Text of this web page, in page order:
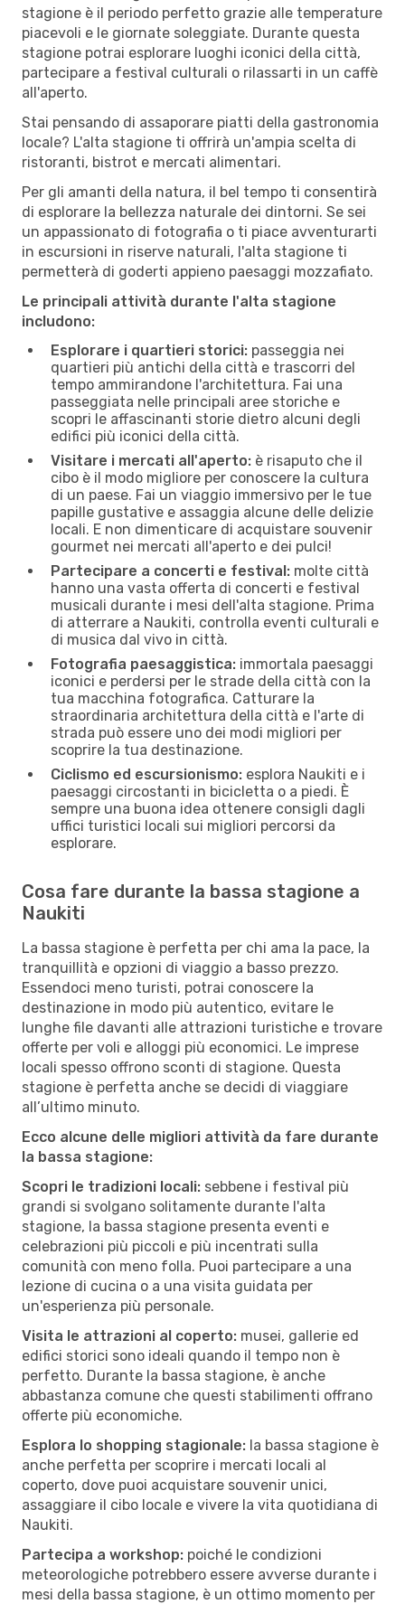
stagione è il periodo perfetto grazie alle temperature
piacevoli e le giornate soleggiate. Durante questa
stagione potrai esplorare luoghi iconici della città,
partecipare a festival culturali o rilassarti in un caffè
all'aperto.
Stai pensando di assaporare piatti della gastronomia
locale? L'alta stagione ti offrirà un'ampia scelta di
ristoranti, bistrot e mercati alimentari.
Per gli amanti della natura, il bel tempo ti consentirà
di esplorare la bellezza naturale dei dintorni. Se sei
un appassionato di fotografia o ti piace avventurarti
in escursioni in riserve naturali, l'alta stagione ti
permetterà di goderti appieno paesaggi mozzafiato.
Le principali attività durante l'alta stagione
includono:
Esplorare i quartieri storici: passeggia nei
quartieri più antichi della città e trascorri del
tempo ammirandone l'architettura. Fai una
passeggiata nelle principali aree storiche e
scopri le affascinanti storie dietro alcuni degli
edifici più iconici della città.
Visitare i mercati all'aperto: è risaputo che il
cibo è il modo migliore per conoscere la cultura
di un paese. Fai un viaggio immersivo per le tue
papille gustative e assaggia alcune delle delizie
locali. E non dimenticare di acquistare souvenir
gourmet nei mercati all'aperto e dei pulci!
Partecipare a concerti e festival: molte città
hanno una vasta offerta di concerti e festival
musicali durante i mesi dell'alta stagione. Prima
di atterrare a Naukiti, controlla eventi culturali e
di musica dal vivo in città.
Fotografia paesaggistica: immortala paesaggi
iconici e perdersi per le strade della città con la
tua macchina fotografica. Catturare la
straordinaria architettura della città e l'arte di
strada può essere uno dei modi migliori per
scoprire la tua destinazione.
Ciclismo ed escursionismo: esplora Naukiti e i
paesaggi circostanti in bicicletta o a piedi. È
sempre una buona idea ottenere consigli dagli
uffici turistici locali sui migliori percorsi da
esplorare.
Cosa fare durante la bassa stagione a
Naukiti
La bassa stagione è perfetta per chi ama la pace, la
tranquillità e opzioni di viaggio a basso prezzo.
Essendoci meno turisti, potrai conoscere la
destinazione in modo più autentico, evitare le
lunghe file davanti alle attrazioni turistiche e trovare
offerte per voli e alloggi più economici. Le imprese
locali spesso offrono sconti di stagione. Questa
stagione è perfetta anche se decidi di viaggiare
all’ultimo minuto.
Ecco alcune delle migliori attività da fare durante
la bassa stagione:
Scopri le tradizioni locali: sebbene i festival più
grandi si svolgano solitamente durante l'alta
stagione, la bassa stagione presenta eventi e
celebrazioni più piccoli e più incentrati sulla
comunità con meno folla. Puoi partecipare a una
lezione di cucina o a una visita guidata per
un'esperienza più personale.
Visita le attrazioni al coperto: musei, gallerie ed
edifici storici sono ideali quando il tempo non è
perfetto. Durante la bassa stagione, è anche
abbastanza comune che questi stabilimenti offrano
offerte più economiche.
Esplora lo shopping stagionale: la bassa stagione è
anche perfetta per scoprire i mercati locali al
coperto, dove puoi acquistare souvenir unici,
assaggiare il cibo locale e vivere la vita quotidiana di
Naukiti.
Partecipa a workshop: poiché le condizioni
meteorologiche potrebbero essere avverse durante i
mesi della bassa stagione, è un ottimo momento per